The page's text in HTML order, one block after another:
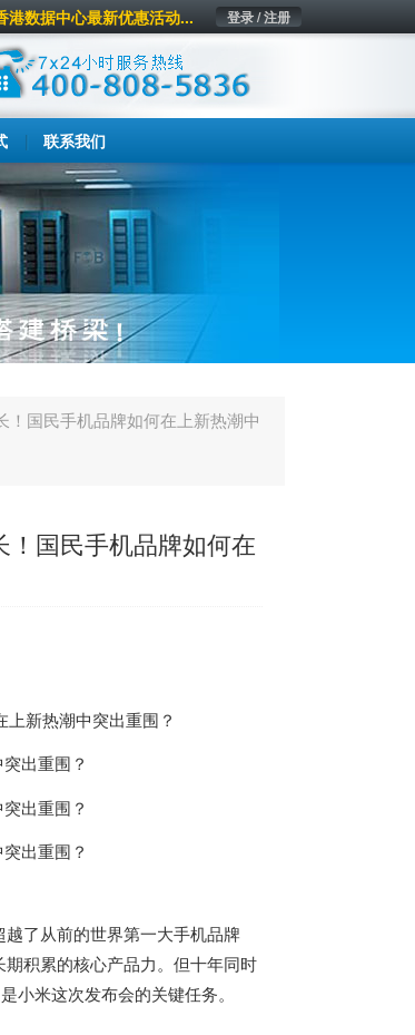
登录 / 注册
港数据中心最新优惠活动...
联系我们
国民手机品牌如何在上新热潮中
国民手机品牌如何在
了从前的世界第一大手机品牌
积累的核心产品力。但十年同时
小米这次发布会的关键任务。